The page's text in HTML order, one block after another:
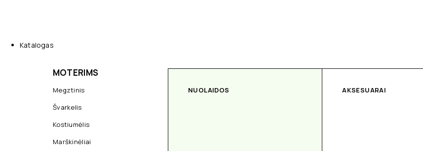
Katalogas
MOTERIMS
Megztinis
Švarkelis
Kostiumėlis
Marškinėliai
NUOLAIDOS AKSESUARAI